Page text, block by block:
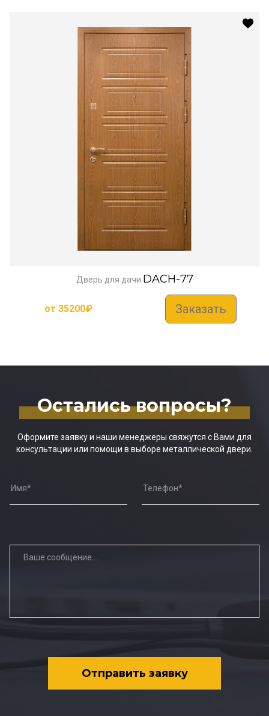
Дверь для дачи DACH-77
от 35200₽ Заказать
Остались вопросы?
Оформите заявку и наши менеджеры свяжутся с Вами для
консультации или помощи в выборе металлической двери.
Отправить заявку